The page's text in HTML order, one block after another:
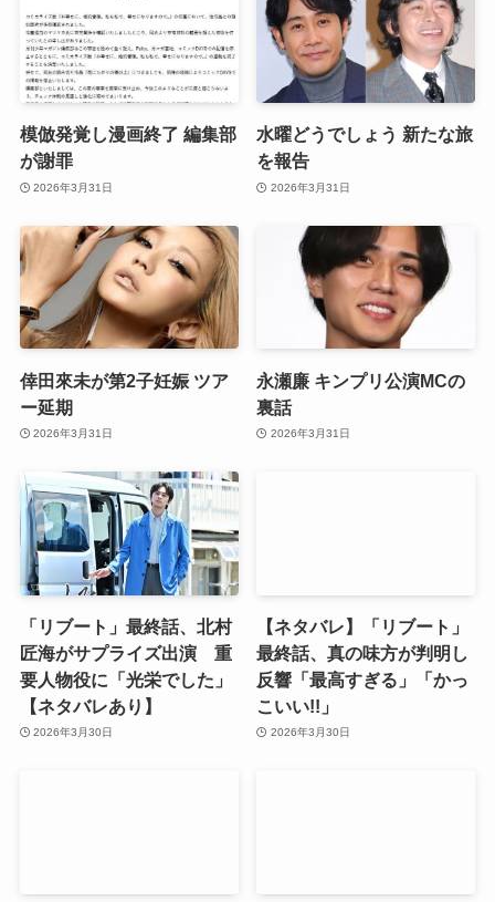
模倣発覚し漫画終了 編集部
が謝罪
2026年3月31日
水曜どうでしょう 新たな旅
を報告
2026年3月31日
倖田來未が第2子妊娠 ツア
ー延期
2026年3月31日
永瀬廉 キンプリ公演MCの
裏話
2026年3月31日
「リブート」最終話、北村
匠海がサプライズ出演 重
要人物役に「光栄でした」
【ネタバレあり】
2026年3月30日
【ネタバレ】「リブート」
最終話、真の味方が判明し
反響「最高すぎる」「かっ
こいい!!」
2026年3月30日